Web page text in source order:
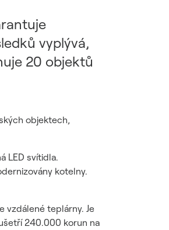
vyplývá,
20 objektů
objektech,
LED svítidla.
kotelny.
vzdálené teplárny. Je
240.000 korun na